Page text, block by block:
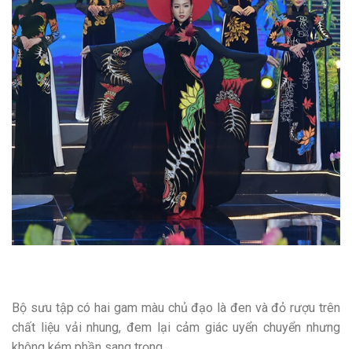
Bộ sưu tập có hai gam màu chủ đạo là đen và đỏ rượu trên
chất liệu vải nhung, đem lại cảm giác uyển chuyển nhưng